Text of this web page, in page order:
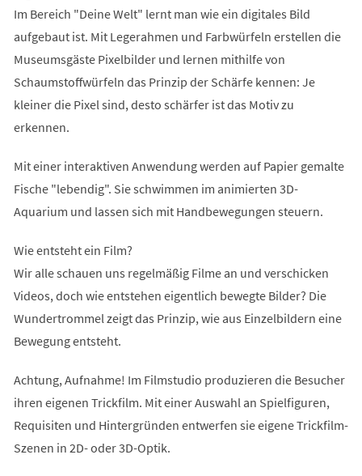
Im Bereich "Deine Welt" lernt man wie ein digitales Bild
aufgebaut ist. Mit Legerahmen und Farbwürfeln erstellen die
Museumsgäste Pixelbilder und lernen mithilfe von
Schaumstoffwürfeln das Prinzip der Schärfe kennen: Je
kleiner die Pixel sind, desto schärfer ist das Motiv zu
erkennen.
Mit einer interaktiven Anwendung werden auf Papier gemalte
Fische "lebendig". Sie schwimmen im animierten 3D-
Aquarium und lassen sich mit Handbewegungen steuern.
Wie entsteht ein Film?
Wir alle schauen uns regelmäßig Filme an und verschicken
Videos, doch wie entstehen eigentlich bewegte Bilder? Die
Wundertrommel zeigt das Prinzip, wie aus Einzelbildern eine
Bewegung entsteht.
Achtung, Aufnahme! Im Filmstudio produzieren die Besucher
ihren eigenen Trickfilm. Mit einer Auswahl an Spielfiguren,
Requisiten und Hintergründen entwerfen sie eigene Trickfilm-
Szenen in 2D- oder 3D-Optik.